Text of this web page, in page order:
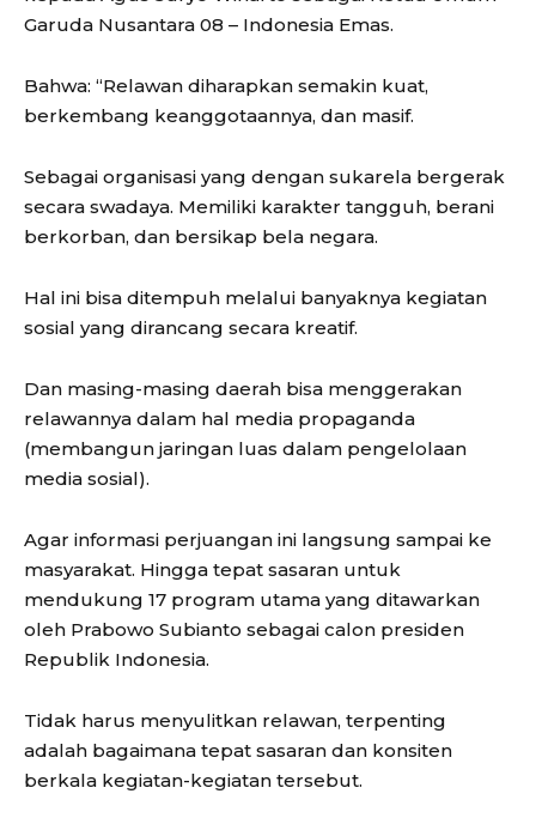
Garuda Nusantara 08 – Indonesia Emas.
Bahwa: “Relawan diharapkan semakin kuat,
berkembang keanggotaannya, dan masif.
Sebagai organisasi yang dengan sukarela bergerak
secara swadaya. Memiliki karakter tangguh, berani
berkorban, dan bersikap bela negara.
Hal ini bisa ditempuh melalui banyaknya kegiatan
sosial yang dirancang secara kreatif.
Dan masing-masing daerah bisa menggerakan
relawannya dalam hal media propaganda
(membangun jaringan luas dalam pengelolaan
media sosial).
Agar informasi perjuangan ini langsung sampai ke
masyarakat. Hingga tepat sasaran untuk
mendukung 17 program utama yang ditawarkan
oleh Prabowo Subianto sebagai calon presiden
Republik Indonesia.
Tidak harus menyulitkan relawan, terpenting
adalah bagaimana tepat sasaran dan konsiten
berkala kegiatan-kegiatan tersebut.